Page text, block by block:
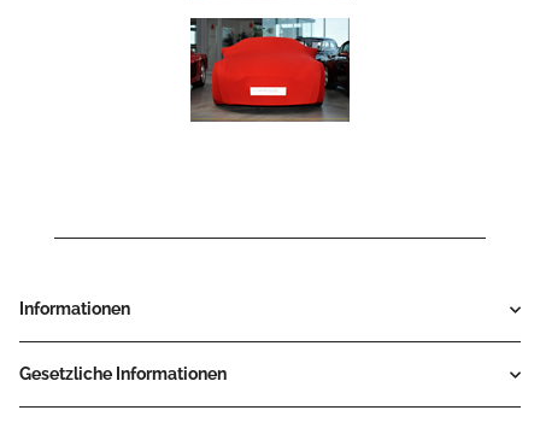
Informationen
Gesetzliche Informationen